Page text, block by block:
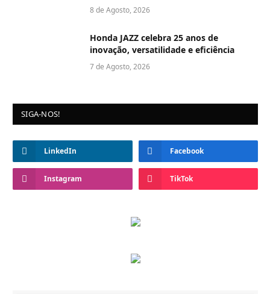
8 de Agosto, 2026
Honda JAZZ celebra 25 anos de
inovação, versatilidade e eficiência
7 de Agosto, 2026
SIGA-NOS!
LinkedIn Facebook
Instagram TikTok